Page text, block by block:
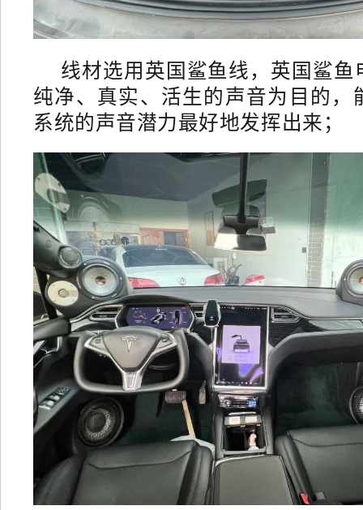
线材选用英国鲨鱼线，英国鲨
纯净、真实、活生的声音为目的，
系统的声音潜力最好地发挥出来；